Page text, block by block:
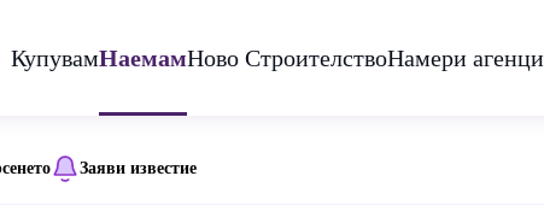
КупувамНаемамНово СтроителствоНамери
Заяви известие